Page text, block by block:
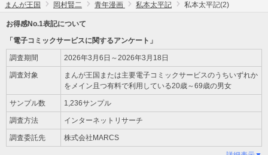
まんが王国 岡村賢二 青年漫画 私本太平記 私本太平記(2)
お得感No.1表記について
「電子コミックサービスに関するアンケート」
調査期間 2026年3月6日～2026年3月18日
調査対象
まんが王国または主要電子コミックサービスのうちいずれか
をメイン且つ有料で利用している20歳～69歳の男女
サンプル数 1,236サンプル
調査方法 インターネットリサーチ
調査委託先 株式会社MARCS